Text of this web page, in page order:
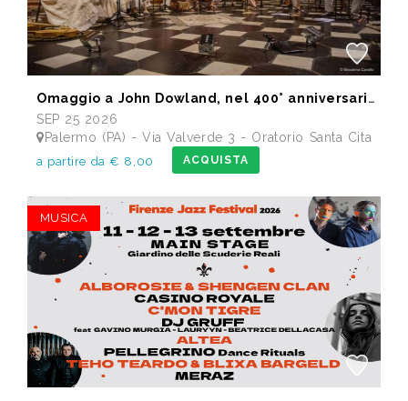
Omaggio a John Dowland, nel 400° anniversario della morte
SEP 25 2026
Palermo (PA) - Via Valverde 3 - Oratorio Santa Cita
a partire da € 8,00 ACQUISTA
MUSICA